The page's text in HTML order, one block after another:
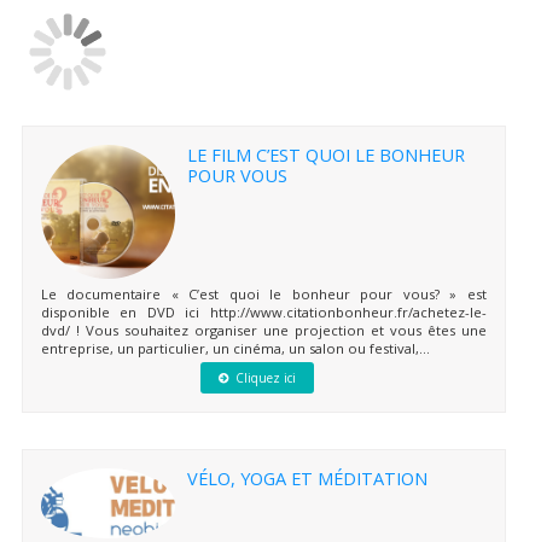
LE FILM C’EST QUOI LE BONHEUR
POUR VOUS
Le documentaire « C’est quoi le bonheur pour vous? » est
disponible en DVD ici http://www.citationbonheur.fr/achetez-le-
dvd/ ! Vous souhaitez organiser une projection et vous êtes une
entreprise, un particulier, un cinéma, un salon ou festival,...
Cliquez ici
VÉLO, YOGA ET MÉDITATION